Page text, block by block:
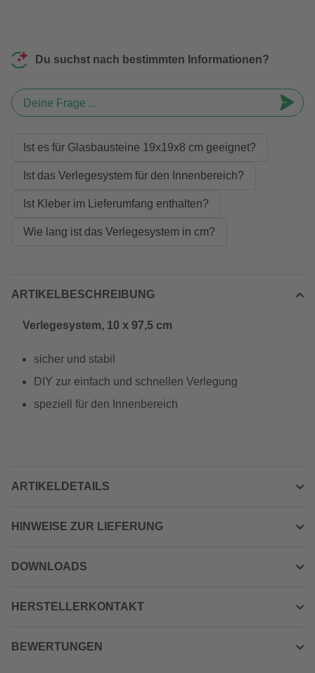
Du suchst nach bestimmten Informationen?
Deine Frage ...
Ist es für Glasbausteine 19x19x8 cm geeignet?
Ist das Verlegesystem für den Innenbereich?
Ist Kleber im Lieferumfang enthalten?
Wie lang ist das Verlegesystem in cm?
ARTIKELBESCHREIBUNG
Verlegesystem, 10 x 97,5 cm
sicher und stabil
DIY zur einfach und schnellen Verlegung
speziell für den Innenbereich
ARTIKELDETAILS
HINWEISE ZUR LIEFERUNG
DOWNLOADS
HERSTELLERKONTAKT
BEWERTUNGEN